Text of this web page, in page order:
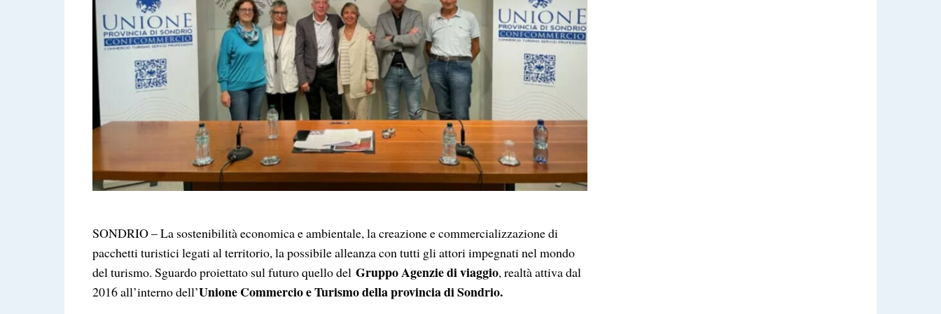
SONDRIO – La sostenibilità economica e ambientale, la creazione e commercializzazione di
pacchetti turistici legati al territorio, la possibile alleanza con tutti gli attori impegnati nel mondo
del turismo. Sguardo proiettato sul futuro quello del Gruppo Agenzie di viaggio, realtà attiva dal
2016 all’interno dell’Unione Commercio e Turismo della provincia di Sondrio.